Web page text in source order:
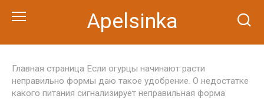
Apelsinka
Главная страница Если огурцы начинают расти
неправильно формы даю такое удобрение. О недостатке
какого питания сигнализирует неправильная форма